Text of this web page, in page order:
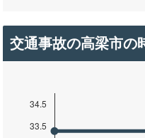
交通事故の高梁市の